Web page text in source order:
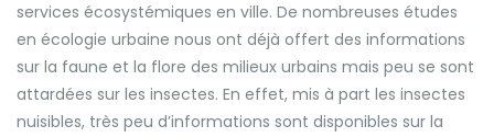
services écosystémiques en ville. De nombreuses études
en écologie urbaine nous ont déjà offert des informations
sur la faune et la flore des milieux urbains mais peu se sont
attardées sur les insectes. En effet, mis à part les insectes
nuisibles, très peu d’informations sont disponibles sur la